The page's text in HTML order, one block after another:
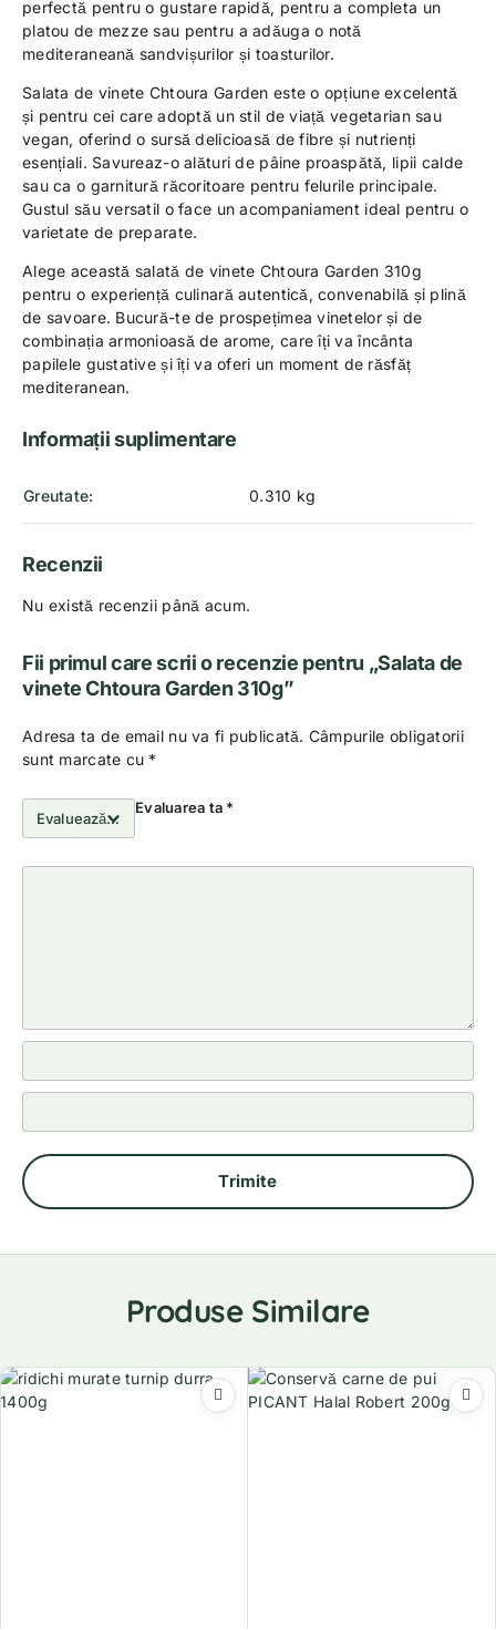
perfectă pentru o gustare rapidă, pentru a completa un
platou de mezze sau pentru a adăuga o notă
mediteraneană sandvișurilor și toasturilor.
Salata de vinete Chtoura Garden este o opțiune excelentă
și pentru cei care adoptă un stil de viață vegetarian sau
vegan, oferind o sursă delicioasă de fibre și nutrienți
esențiali. Savureaz-o alături de pâine proaspătă, lipii calde
sau ca o garnitură răcoritoare pentru felurile principale.
Gustul său versatil o face un acompaniament ideal pentru o
varietate de preparate.
Alege această salată de vinete Chtoura Garden 310g
pentru o experiență culinară autentică, convenabilă și plină
de savoare. Bucură-te de prospețimea vinetelor și de
combinația armonioasă de arome, care îți va încânta
papilele gustative și îți va oferi un moment de răsfăț
mediteranean.
Informații suplimentare
Greutate 0.310 kg
Recenzii
Nu există recenzii până acum.
Fii primul care scrii o recenzie pentru „Salata de
vinete Chtoura Garden 310g”
Adresa ta de email nu va fi publicată. Câmpurile obligatorii
sunt marcate cu *
Evaluarea ta *
Produse Similare